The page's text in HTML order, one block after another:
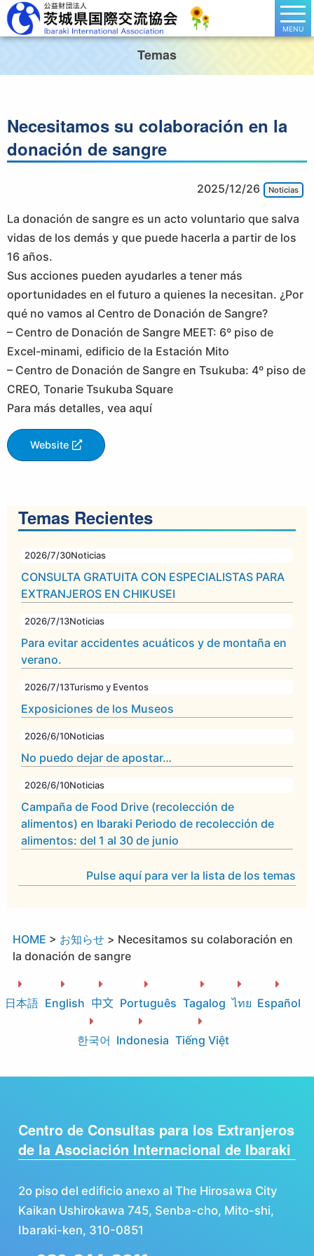
MENU
Temas
Necesitamos su colaboración en la
donación de sangre
2025/12/26 Noticias
La donación de sangre es un acto voluntario que salva
vidas de los demás y que puede hacerla a partir de los
16 años.
Sus acciones pueden ayudarles a tener más
oportunidades en el futuro a quienes la necesitan. ¿Por
qué no vamos al Centro de Donación de Sangre?
– Centro de Donación de Sangre MEET: 6º piso de
Excel-minami, edificio de la Estación Mito
– Centro de Donación de Sangre en Tsukuba: 4º piso de
CREO, Tonarie Tsukuba Square
Para más detalles, vea aquí
Website
Temas Recientes
2026/7/30Noticias
CONSULTA GRATUITA CON ESPECIALISTAS PARA
EXTRANJEROS EN CHIKUSEI
2026/7/13Noticias
Para evitar accidentes acuáticos y de montaña en
verano.
2026/7/13Turismo y Eventos
Exposiciones de los Museos
2026/6/10Noticias
No puedo dejar de apostar…
2026/6/10Noticias
Campaña de Food Drive (recolección de
alimentos) en Ibaraki Periodo de recolección de
alimentos: del 1 al 30 de junio
Pulse aquí para ver la lista de los temas
HOME > お知らせ > Necesitamos su colaboración en
la donación de sangre
日本語 English 中文 Português Tagalog ไทย Español
한국어 Indonesia Tiếng Việt
Centro de Consultas para los Extranjeros
de la Asociación Internacional de Ibaraki
2o piso del edificio anexo al The Hirosawa City
Kaikan Ushirokawa 745, Senba-cho, Mito-shi,
Ibaraki-ken, 310-0851